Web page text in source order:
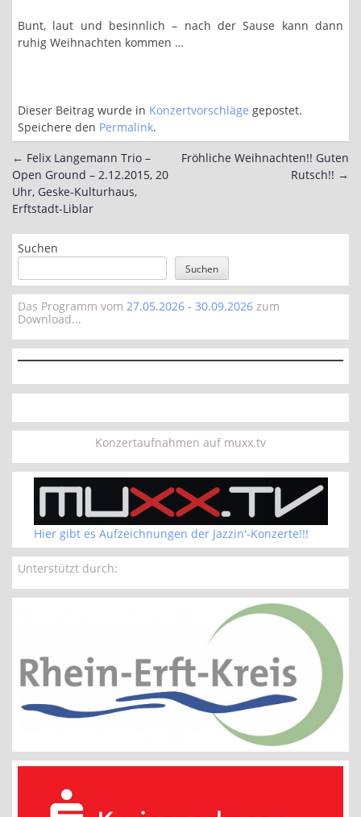
Bunt, laut und besinnlich – nach der Sause kann dann
ruhig Weihnachten kommen …
Dieser Beitrag wurde in Konzertvorschläge gepostet.
Speichere den Permalink.
Post
navigation
← Felix Langemann Trio –
Open Ground – 2.12.2015, 20
Uhr, Geske-Kulturhaus,
Erftstadt-Liblar
Fröhliche Weihnachten!! Guten
Rutsch!! →
Suchen
Suchen
Das Programm vom 27.05.2026 - 30.09.2026 zum
Download...
Konzertaufnahmen auf muxx.tv
Hier gibt es Aufzeichnungen der Jazzin'-Konzerte!!!
Unterstützt durch: